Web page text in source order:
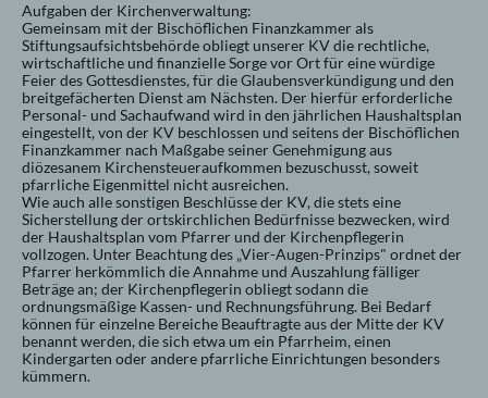
Aufgaben der Kirchenverwaltung:
Gemeinsam mit der Bischöflichen Finanzkammer als
Stiftungsaufsichtsbehörde obliegt unserer KV die rechtliche,
wirtschaftliche und finanzielle Sorge vor Ort für eine würdige
Feier des Gottesdienstes, für die Glaubensverkündigung und den
breitgefächerten Dienst am Nächsten. Der hierfür erforderliche
Personal- und Sachaufwand wird in den jährlichen Haushaltsplan
eingestellt, von der KV beschlossen und seitens der Bischöflichen
Finanzkammer nach Maßgabe seiner Genehmigung aus
diözesanem Kirchensteueraufkommen bezuschusst, soweit
pfarrliche Eigenmittel nicht ausreichen.
Wie auch alle sonstigen Beschlüsse der KV, die stets eine
Sicherstellung der ortskirchlichen Bedürfnisse bezwecken, wird
der Haushaltsplan vom Pfarrer und der Kirchenpflegerin
vollzogen. Unter Beachtung des „Vier-Augen-Prinzips" ordnet der
Pfarrer herkömmlich die Annahme und Auszahlung fälliger
Beträge an; der Kirchenpflegerin obliegt sodann die
ordnungsmäßige Kassen- und Rechnungsführung. Bei Bedarf
können für einzelne Bereiche Beauftragte aus der Mitte der KV
benannt werden, die sich etwa um ein Pfarrheim, einen
Kindergarten oder andere pfarrliche Einrichtungen besonders
kümmern.